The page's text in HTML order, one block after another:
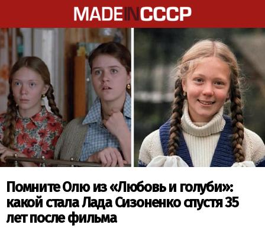
Помните Олю из «Любовь и голуби»:
какой стала Лада Сизоненко спустя 35
лет после фильма